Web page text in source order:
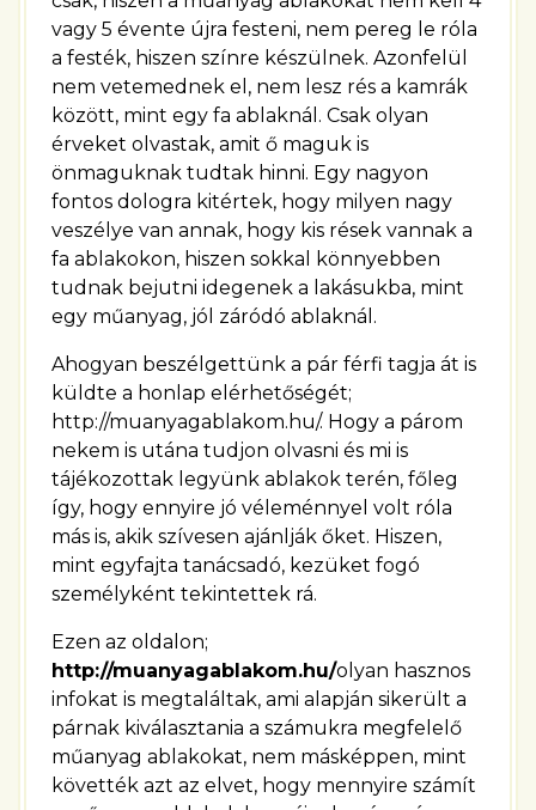
vagy 5 évente újra festeni, nem pereg le róla
a festék, hiszen színre készülnek. Azonfelül
nem vetemednek el, nem lesz rés a kamrák
között, mint egy fa ablaknál. Csak olyan
érveket olvastak, amit ő maguk is
önmaguknak tudtak hinni. Egy nagyon
fontos dologra kitértek, hogy milyen nagy
veszélye van annak, hogy kis rések vannak a
fa ablakokon, hiszen sokkal könnyebben
tudnak bejutni idegenek a lakásukba, mint
egy műanyag, jól záródó ablaknál.
Ahogyan beszélgettünk a pár férfi tagja át is
küldte a honlap elérhetőségét;
http://muanyagablakom.hu/. Hogy a párom
nekem is utána tudjon olvasni és mi is
tájékozottak legyünk ablakok terén, főleg
így, hogy ennyire jó véleménnyel volt róla
más is, akik szívesen ajánlják őket. Hiszen,
mint egyfajta tanácsadó, kezüket fogó
személyként tekintettek rá.
Ezen az oldalon;
http://muanyagablakom.hu/olyan hasznos
infokat is megtaláltak, ami alapján sikerült a
párnak kiválasztania a számukra megfelelő
műanyag ablakokat, nem másképpen, mint
követték azt az elvet, hogy mennyire számít